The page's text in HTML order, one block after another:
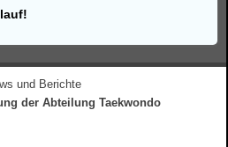
und Berichte
der Abteilung Taekwondo